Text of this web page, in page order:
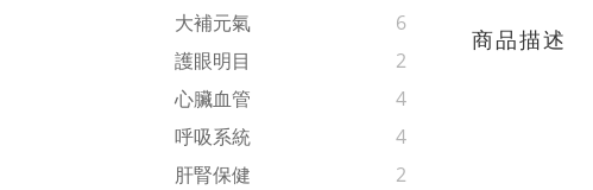
大補元氣
6
護眼明目
2
心臟血管
4
呼吸系統
4
肝腎保健
2
商品描述